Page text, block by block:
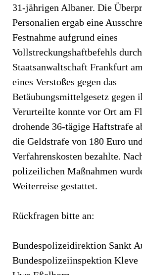
31-jährigen Albaner. Die
Personalien ergab eine
Festnahme aufgrund eines
Vollstreckungshaftbefehls
Staatsanwaltschaft Frankfurt
eines Verstoßes gegen das
Betäubungsmittelgesetz gegen
Verurteilte konnte vor Ort am
drohende 36-tägige Haftstrafe
die Geldstrafe von 180 Euro
Verfahrenskosten bezahlte.
polizeilichen Maßnahmen
Weiterreise gestattet.
Rückfragen bitte an:
Bundespolizeidirektion Sankt
Bundespolizeiinspektion Kleve